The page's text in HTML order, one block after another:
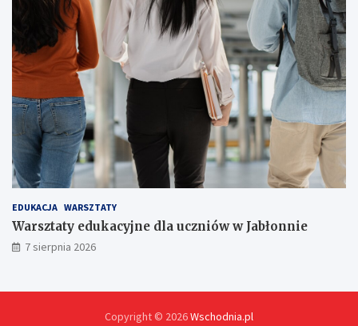
EDUKACJA WARSZTATY
Warsztaty edukacyjne dla uczniów w Jabłonnie
7 sierpnia 2026
Copyright © 2026Wschodnia.pl